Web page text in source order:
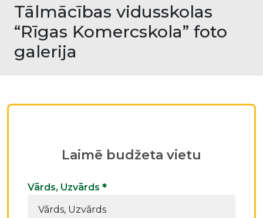
Tālmācības vidusskolas
“Rīgas Komercskola” foto
galerija
Laimē budžeta vietu
Vārds, Uzvārds *